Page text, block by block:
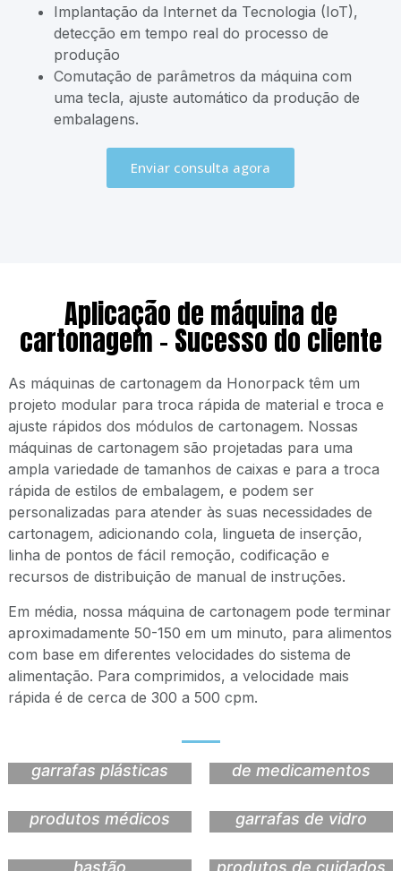
Implantação da Internet da Tecnologia (IoT),
detecção em tempo real do processo de
produção
Comutação de parâmetros da máquina com
uma tecla, ajuste automático da produção de
embalagens.
Enviar consulta agora
Aplicação de máquina de
cartonagem - Sucesso do cliente
As máquinas de cartonagem da Honorpack têm um
projeto modular para troca rápida de material e troca e
ajuste rápidos dos módulos de cartonagem. Nossas
máquinas de cartonagem são projetadas para uma
ampla variedade de tamanhos de caixas e para a troca
rápida de estilos de embalagem, e podem ser
personalizadas para atender às suas necessidades de
cartonagem, adicionando cola, lingueta de inserção,
linha de pontos de fácil remoção, codificação e
recursos de distribuição de manual de instruções.
Em média, nossa máquina de cartonagem pode terminar
aproximadamente 50-150 em um minuto, para alimentos
com base em diferentes velocidades do sistema de
alimentação. Para comprimidos, a velocidade mais
rápida é de cerca de 300 a 500 cpm.
garrafas plásticas
de medicamentos
produtos médicos
garrafas de vidro
bastão
produtos de cuidados